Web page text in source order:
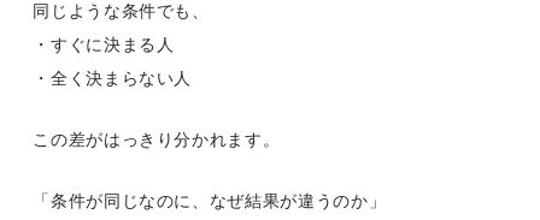
同じような条件でも、
・すぐに決まる人
・全く決まらない人
この差がはっきり分かれます。
「条件が同じなのに、なぜ結果が違うのか」